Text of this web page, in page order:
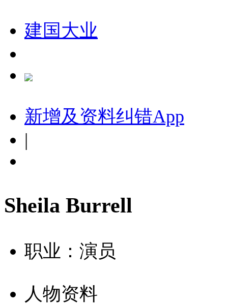
建国大业
新增及资料纠错App
|
Sheila Burrell
职业：演员
人物资料